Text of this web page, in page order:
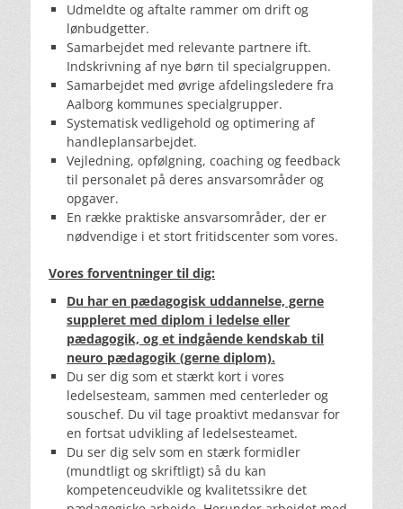
Udmeldte og aftalte rammer om drift og
lønbudgetter.
Samarbejdet med relevante partnere ift.
Indskrivning af nye børn til specialgruppen.
Samarbejdet med øvrige afdelingsledere fra
Aalborg kommunes specialgrupper.
Systematisk vedligehold og optimering af
handleplansarbejdet.
Vejledning, opfølgning, coaching og feedback
til personalet på deres ansvarsområder og
opgaver.
En række praktiske ansvarsområder, der er
nødvendige i et stort fritidscenter som vores.
Vores forventninger til dig:
Du har en pædagogisk uddannelse, gerne
suppleret med diplom i ledelse eller
pædagogik, og et indgående kendskab til
neuro pædagogik (gerne diplom).
Du ser dig som et stærkt kort i vores
ledelsesteam, sammen med centerleder og
souschef. Du vil tage proaktivt medansvar for
en fortsat udvikling af ledelsesteamet.
Du ser dig selv som en stærk formidler
(mundtligt og skriftligt) så du kan
kompetenceudvikle og kvalitetssikre det